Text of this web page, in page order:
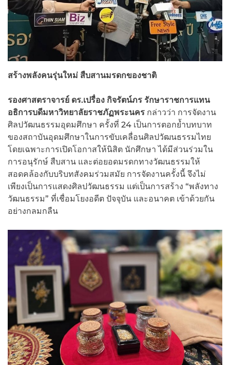
สร้างพลังคนรุ่นใหม่ สืบสานมรดกของชาติ
รองศาสตราจารย์ ดร.เปรื่อง กิจรัตน์ภร รักษาราชการแทน
อธิการบดีมหาวิทยาลัยราชภัฏพระนคร กล่าวว่า การจัดงาน
ศิลปวัฒนธรรมอุดมศึกษา ครั้งที่ 24 เป็นการตอกย้ำบทบาท
ของสถาบันอุดมศึกษาในการขับเคลื่อนศิลปวัฒนธรรมไทย
โดยเฉพาะการเปิดโอกาสให้นิสิต นักศึกษา ได้มีส่วนร่วมใน
การอนุรักษ์ สืบสาน และต่อยอดมรดกทางวัฒนธรรมให้
สอดคล้องกับบริบทสังคมร่วมสมัย การจัดงานครั้งนี้ จึงไม่
เพียงเป็นการแสดงศิลปวัฒนธรรม แต่เป็นการสร้าง “พลังทาง
วัฒนธรรม” ที่เชื่อมโยงอดีต ปัจจุบัน และอนาคต เข้าด้วยกัน
อย่างกลมกลืน